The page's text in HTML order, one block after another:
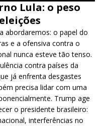
Lula: o peso
abordaremos: o papel do
e a ofensiva contra o
nunca esteve tão tenso.
contra países da
já enfrenta desgastes
precisa lidar com uma
Trump age
o presidente brasileiro:
interferências no